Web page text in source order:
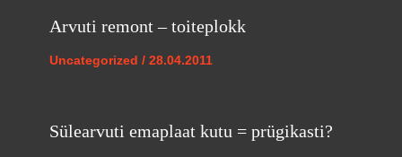
Arvuti remont – toiteplokk
Uncategorized / 28.04.2011
Sülearvuti emaplaat kutu = prügikasti?